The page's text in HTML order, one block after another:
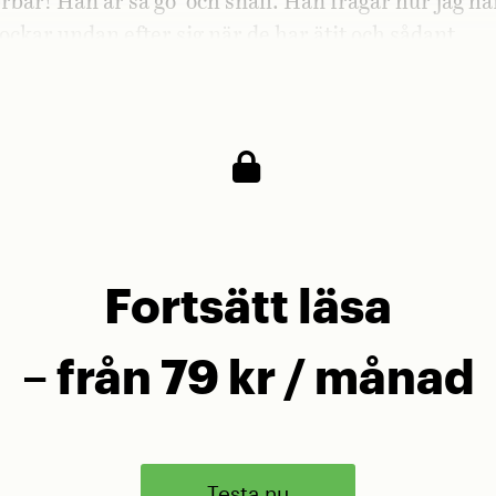
Fortsätt läsa
– från 79 kr / månad